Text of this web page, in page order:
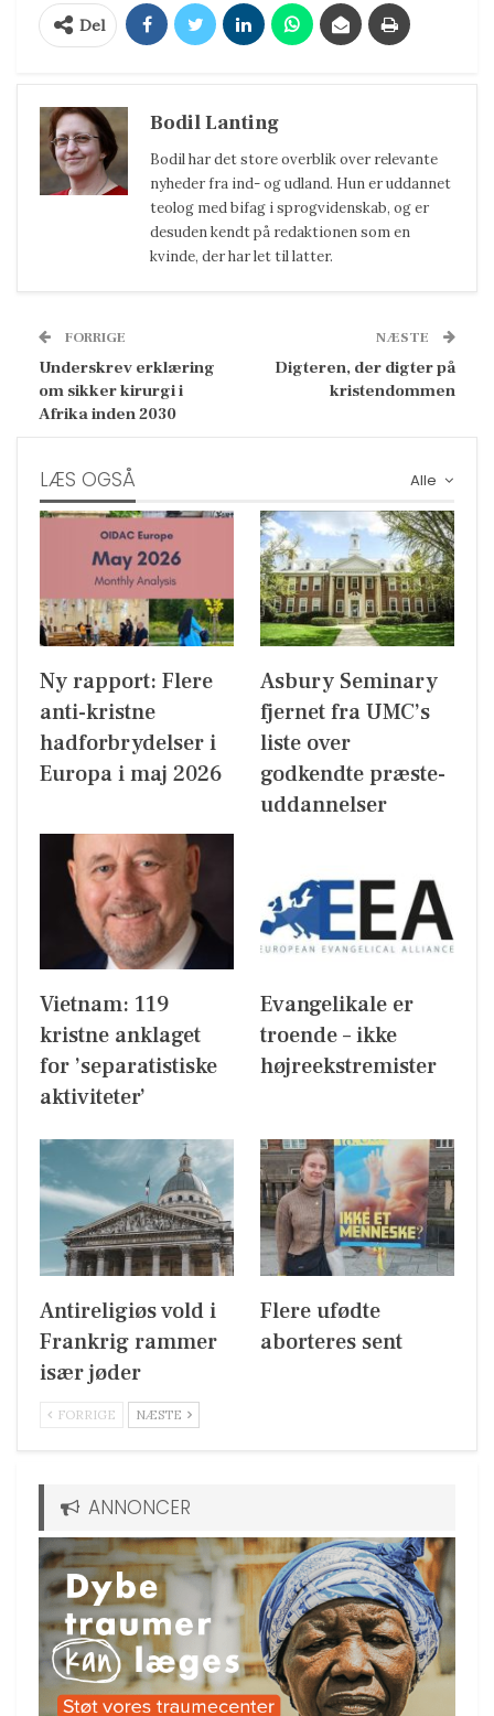
Del
Bodil Lanting
Bodil har det store overblik over relevante
nyheder fra ind- og udland. Hun er uddannet
teolog med bifag i sprogvidenskab, og er
desuden kendt på redaktionen som en
kvinde, der har let til latter.
FORRIGE
Underskrev erklæring
om sikker kirurgi i
Afrika inden 2030
NÆSTE
Digteren, der digter på
kristendommen
Alle
LÆS OGSÅ
Ny rapport: Flere
anti-kristne
hadforbrydelser i
Europa i maj 2026
Asbury Seminary
fjernet fra UMC’s
liste over
godkendte præste-
uddannelser
Vietnam: 119
kristne anklaget
for ’separatistiske
aktiviteter’
Evangelikale er
troende – ikke
højreekstremister
Antireligiøs vold i
Frankrig rammer
især jøder
Flere ufødte
aborteres sent
FORRIGE NÆSTE
ANNONCER